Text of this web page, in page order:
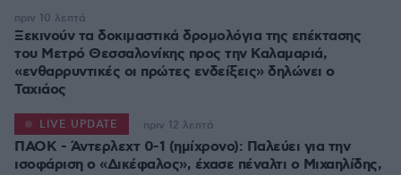
Ξεκινούν τα δοκιμαστικά δρομολόγια της επέκτασης
του Μετρό Θεσσαλονίκης προς την Καλαμαριά,
«ενθαρρυντικές οι πρώτες ενδείξεις» δηλώνει ο
Ταχιάος
πριν 10 λεπτά
ΠΑΟΚ - Άντερλεχτ 0-1 (ημίχρονο): Παλεύει για την
ισοφάριση ο «Δικέφαλος», έχασε πέναλτι ο Μιχαηλίδης,
LIVE UPDATE πριν 12 λεπτά